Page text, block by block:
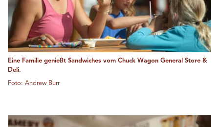
Eine Familie genießt Sandwiches vom Chuck Wagon General Store &
Deli.
Foto: Andrew Burr